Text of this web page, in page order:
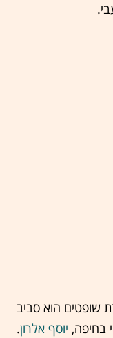
שופטים הוא סביב
בחיפה, יוסף אלרון.